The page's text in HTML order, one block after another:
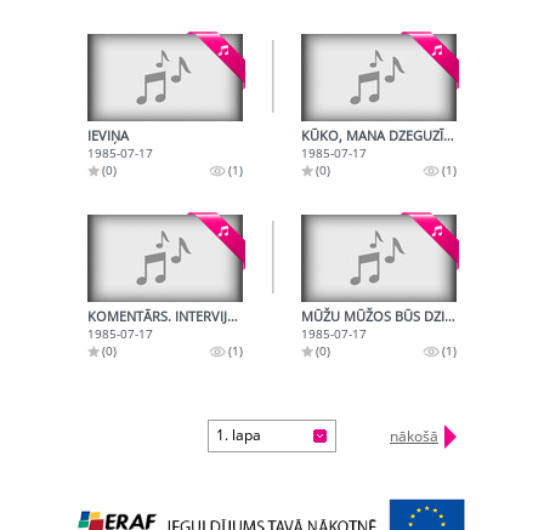
IEVIŅA
1985-07-17
(0)
(1)
KŪKO, MANA DZEGUZĪTE
1985-07-17
(0)
(1)
KOMENTĀRS. INTERVIJAS
1985-07-17
(0)
(1)
MŪŽU MŪŽOS BŪS DZIESMA
1985-07-17
(0)
(1)
1. lapa nākošā